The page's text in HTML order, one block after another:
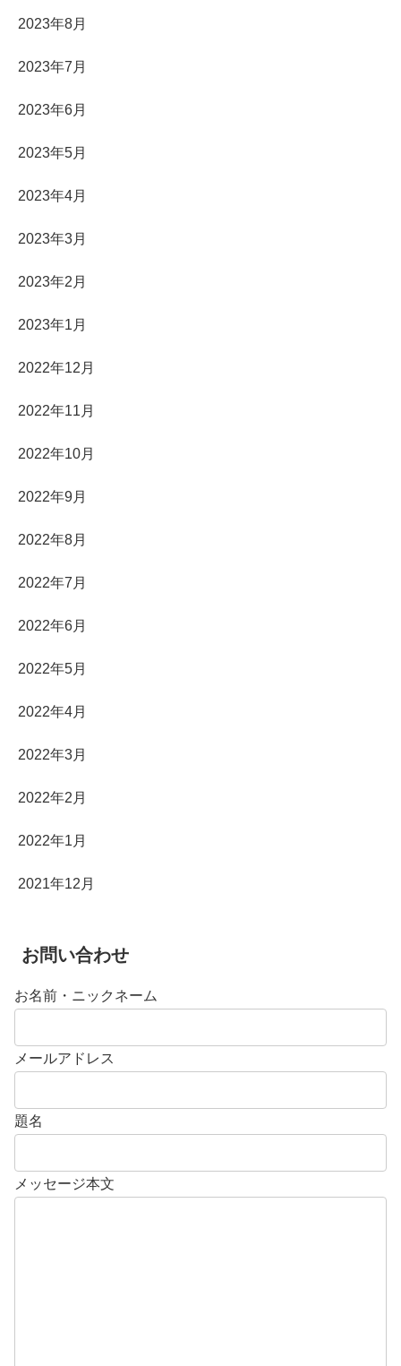
2023年8月
2023年7月
2023年6月
2023年5月
2023年4月
2023年3月
2023年2月
2023年1月
2022年12月
2022年11月
2022年10月
2022年9月
2022年8月
2022年7月
2022年6月
2022年5月
2022年4月
2022年3月
2022年2月
2022年1月
2021年12月
お問い合わせ
お名前・ニックネーム
メールアドレス
題名
メッセージ本文